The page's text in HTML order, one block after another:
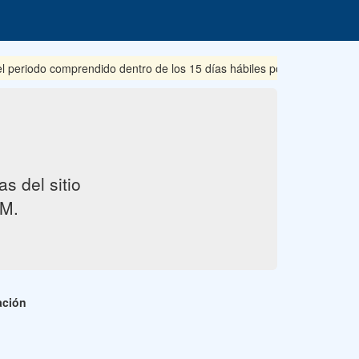
comprendido dentro de los 15 días hábiles posteriores a su
del sitio